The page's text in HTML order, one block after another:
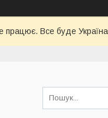
працює. Все буде